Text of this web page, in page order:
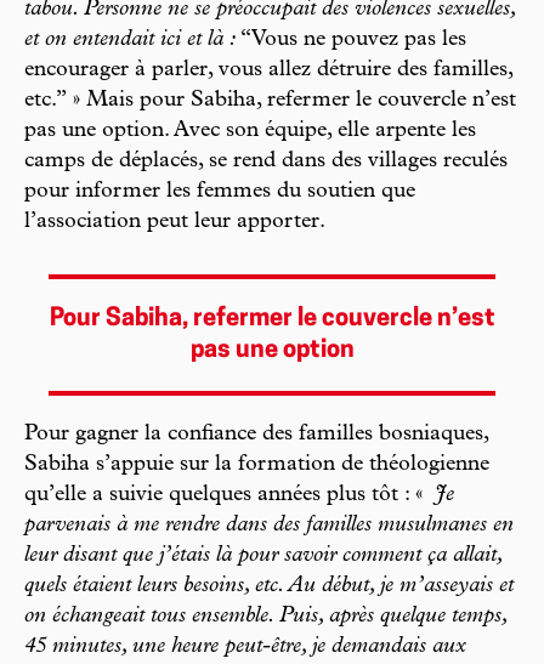
tabou. Personne ne se préoccupait des violences sexuelles,
et on entendait ici et là : “Vous ne pouvez pas les
encourager à parler, vous allez détruire des familles,
etc.” » Mais pour Sabiha, refermer le couvercle n’est
pas une option. Avec son équipe, elle arpente les
camps de déplacés, se rend dans des villages reculés
pour informer les femmes du soutien que
l’association peut leur apporter.
Pour Sabiha, refermer le couvercle n’est
pas une option
Pour gagner la confiance des familles bosniaques,
Sabiha s’appuie sur la formation de théologienne
qu’elle a suivie quelques années plus tôt : «
Je
parvenais à me rendre dans des familles musulmanes en
leur disant que j’étais là pour savoir comment ça allait,
quels étaient leurs besoins, etc. Au début, je m’asseyais et
on échangeait tous ensemble. Puis, après quelque temps,
45 minutes, une heure peut-être, je demandais aux